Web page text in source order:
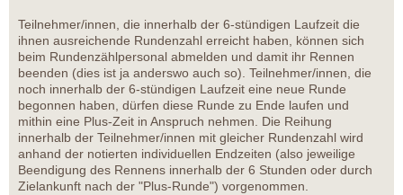
Teilnehmer/innen, die innerhalb der 6-stündigen Laufzeit die
ihnen ausreichende Rundenzahl erreicht haben, können sich
beim Rundenzählpersonal abmelden und damit ihr Rennen
beenden (dies ist ja anderswo auch so). Teilnehmer/innen, die
noch innerhalb der 6-stündigen Laufzeit eine neue Runde
begonnen haben, dürfen diese Runde zu Ende laufen und
mithin eine Plus-Zeit in Anspruch nehmen. Die Reihung
innerhalb der Teilnehmer/innen mit gleicher Rundenzahl wird
anhand der notierten individuellen Endzeiten (also jeweilige
Beendigung des Rennens innerhalb der 6 Stunden oder durch
Zielankunft nach der "Plus-Runde") vorgenommen.